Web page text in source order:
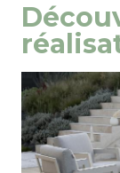
Image
mostra